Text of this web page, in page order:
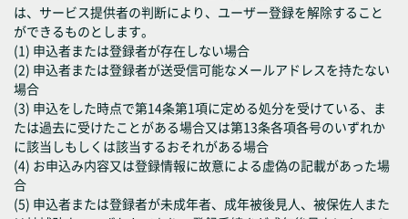
は、サービス提供者の判断により、ユーザー登録を解除すること
ができるものとします。
(1) 申込者または登録者が存在しない場合
(2) 申込者または登録者が送受信可能なメールアドレスを持たない
場合
(3) 申込をした時点で第14条第1項に定める処分を受けている、ま
たは過去に受けたことがある場合又は第13条各項各号のいずれか
に該当しもしくは該当するおそれがある場合
(4) お申込み内容又は登録情報に故意による虚偽の記載があった場
合
(5) 申込者または登録者が未成年者、成年被後見人、被保佐人また